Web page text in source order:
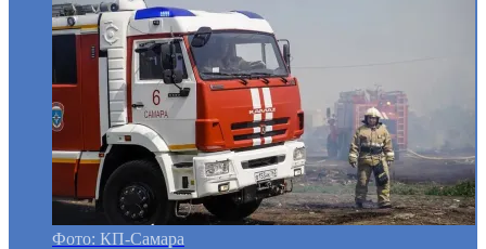
Фото: КП-Самара